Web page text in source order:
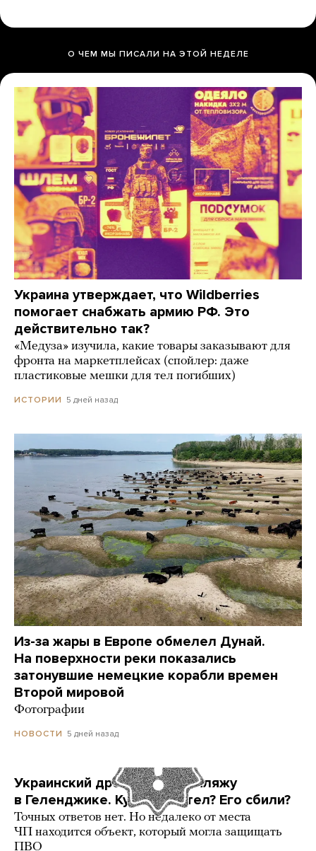
О ЧЕМ МЫ ПИСАЛИ НА ЭТОЙ НЕДЕЛЕ
Украина утверждает, что Wildberries
помогает снабжать армию РФ. Это
действительно так?
«Медуза» изучила, какие товары заказывают для
фронта на маркетплейсах (спойлер: даже
пластиковые мешки для тел погибших)
ИСТОРИИ 5 дней назад
Из-за жары в Европе обмелел Дунай.
На поверхности реки показались
затонувшие немецкие корабли времен
Второй мировой
Фотографии
НОВОСТИ 5 дней назад
Украинский дрон попал по пляжу
в Геленджике. Куда он летел? Его сбили?
Точных ответов нет. Но недалеко от места
ЧП находится объект, который могла защищать
ПВО